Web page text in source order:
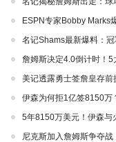
ESPN专家Bobby Marks爆料
名记Shams最新爆料：
詹姆斯决定4.0倒计时！5
美记透露勇士签詹皇存
伊森为何拒1亿签8150万
5年8150万美元！伊森与
尼克斯加入詹姆斯争夺